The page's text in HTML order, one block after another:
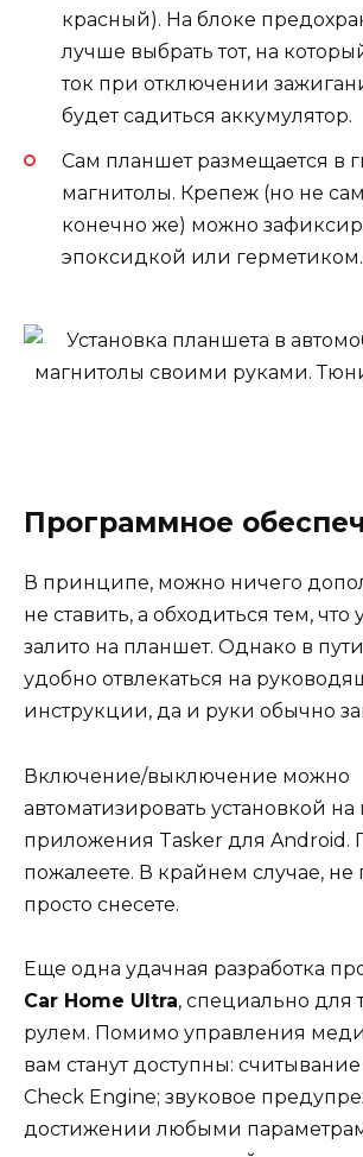
красный). На блоке
лучше выбрать тот, на
ток при отключении
будет садиться аккумулятор.
Сам планшет размещается в
магнитолы. Крепеж (но не
конечно же) можно
эпоксидкой или герметиком.
Программное
В принципе, можно ничего
не ставить, а обходиться тем, что
залито на планшет. Однако в
удобно отвлекаться на
инструкции, да и руки обычно
Включение/выключение можно
автоматизировать установкой
приложения Tasker для Android.
пожалеете. В крайнем случае, не
просто снесете.
Еще одна удачная разработка
Car Home Ultra, специально для
рулем. Помимо управления
вам станут доступны:
Check Engine; звуковое
достижении любыми